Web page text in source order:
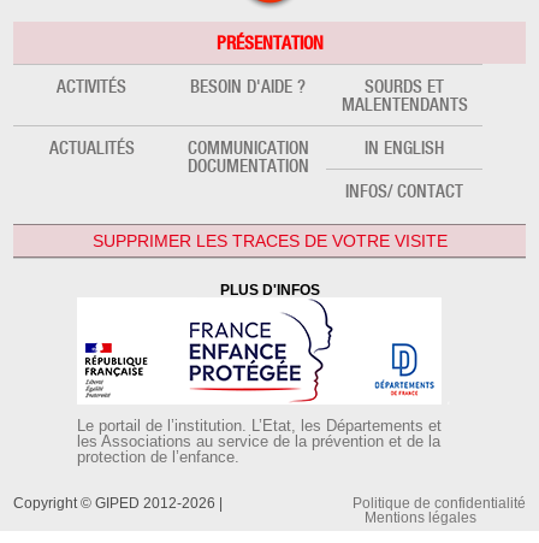
PRÉSENTATION
ACTIVITÉS
BESOIN D'AIDE ? SOURDS ET
MALENTENDANTS
ACTUALITÉS
COMMUNICATION
DOCUMENTATION
IN ENGLISH
INFOS/ CONTACT
SUPPRIMER LES TRACES DE VOTRE VISITE
PLUS D'INFOS
Le portail de l’institution. L’Etat, les Départements et
les Associations au service de la prévention et de la
protection de l’enfance.
Copyright © GIPED 2012-2026 |
Politique de confidentialité
Mentions légales